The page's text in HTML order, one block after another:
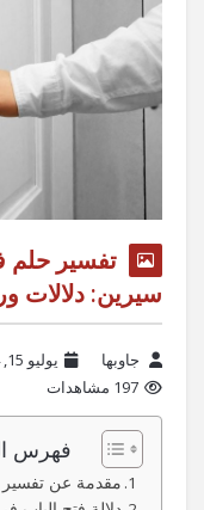
تفسير حلم
سيرين: دلالات
جاوبها يوليو 15, 2024
197 مشاهدات
فهرس
مقدمة عن تفسير